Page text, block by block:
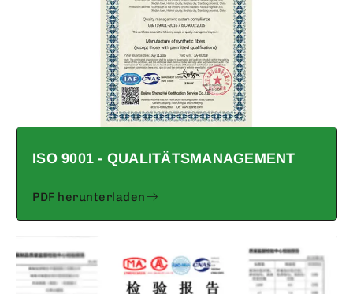
ISO 9001 - QUALITÄTSMANAGEMENT
PDF herunterladen